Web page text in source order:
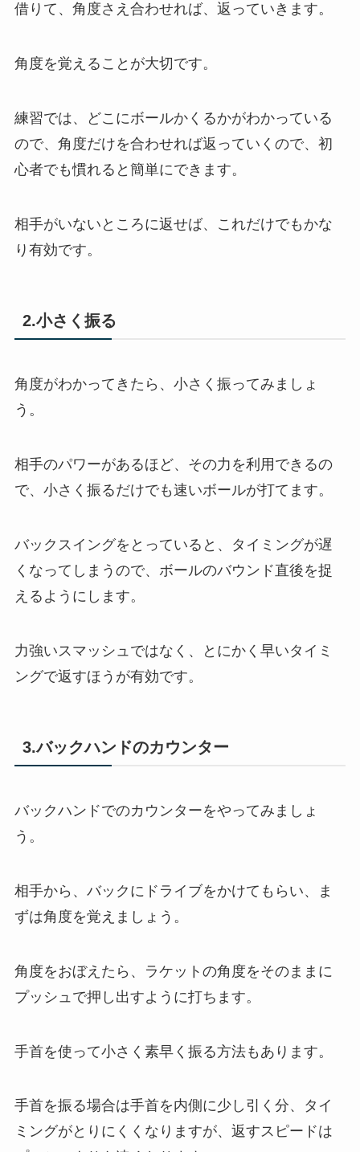
借りて、角度さえ合わせれば、返っていきます。
角度を覚えることが大切です。
練習では、どこにボールかくるかがわかっている
ので、角度だけを合わせれば返っていくので、初
心者でも慣れると簡単にできます。
相手がいないところに返せば、これだけでもかな
り有効です。
2.小さく振る
角度がわかってきたら、小さく振ってみましょ
う。
相手のパワーがあるほど、その力を利用できるの
で、小さく振るだけでも速いボールが打てます。
バックスイングをとっていると、タイミングが遅
くなってしまうので、ボールのバウンド直後を捉
えるようにします。
力強いスマッシュではなく、とにかく早いタイミ
ングで返すほうが有効です。
3.バックハンドのカウンター
バックハンドでのカウンターをやってみましょ
う。
相手から、バックにドライブをかけてもらい、ま
ずは角度を覚えましょう。
角度をおぼえたら、ラケットの角度をそのままに
プッシュで押し出すように打ちます。
手首を使って小さく素早く振る方法もあります。
手首を振る場合は手首を内側に少し引く分、タイ
ミングがとりにくくなりますが、返すスピードは